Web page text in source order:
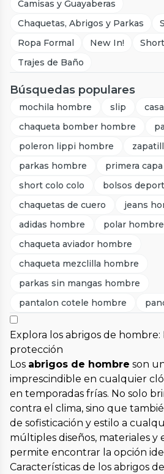
Camisas y Guayaberas
Chaquetas, Abrigos y Parkas
Ropa Formal
New In!
Trajes de Baño
Búsquedas populares
mochila hombre slip
chaqueta bomber hombre
poleron lippi hombre
parkas hombre
primera
short colo colo
bolsos
chaquetas de cuero
jeans
adidas hombre
polar hombre
chaqueta aviador hombre
chaqueta mezclilla hombre
parkas sin mangas hombre
pantalon cotele hombre
Explora los abrigos de
protección
Los abrigos de hombre son
imprescindible en cualquier
en temporadas frías. No solo
contra el clima, sino que
de sofisticación y estilo a
múltiples diseños, materiales y
permite encontrar la opción
Características de los abrigos